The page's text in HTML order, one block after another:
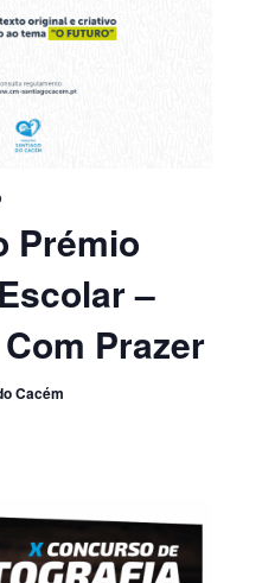
Prémio
–
Prazer
Cacém